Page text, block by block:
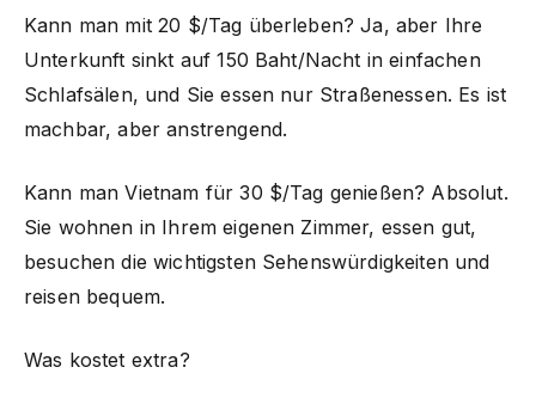
Kann man mit 20 $/Tag überleben? Ja, aber Ihre
Unterkunft sinkt auf 150 Baht/Nacht in einfachen
Schlafsälen, und Sie essen nur Straßenessen. Es ist
machbar, aber anstrengend.
Kann man Vietnam für 30 $/Tag genießen? Absolut.
Sie wohnen in Ihrem eigenen Zimmer, essen gut,
besuchen die wichtigsten Sehenswürdigkeiten und
reisen bequem.
Was kostet extra?